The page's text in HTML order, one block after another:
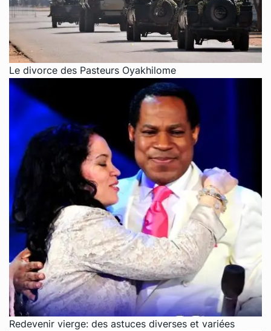
Le divorce des Pasteurs Oyakhilome
Redevenir vierge: des astuces diverses et variées